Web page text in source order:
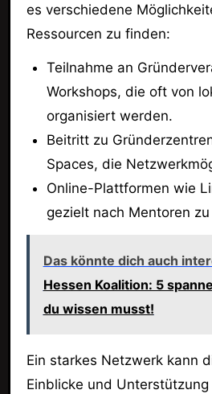
es verschiedene
Ressourcen zu finden:
Teilnahme an
Workshops, die oft von
organisiert werden.
Beitritt zu
Spaces, die
Online-Plattformen wie
gezielt nach Mentoren
Das könnte dich auch
Hessen Koalition: 5
du wissen musst!
Ein starkes Netzwerk kann
Einblicke und